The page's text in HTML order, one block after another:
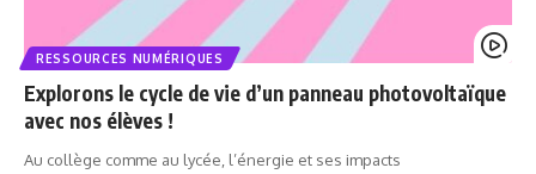
RESSOURCES NUMÉRIQUES
Explorons le cycle de vie d’un panneau photovoltaïque
avec nos élèves !
Au collège comme au lycée, l’énergie et ses impacts